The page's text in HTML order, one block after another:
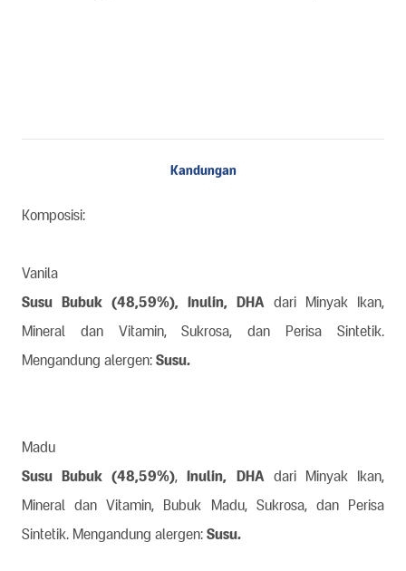
Kandungan
Komposisi:
Vanila
Susu Bubuk (48,59%), Inulin, DHA dari Minyak Ikan,
Mineral dan Vitamin, Sukrosa, dan Perisa Sintetik.
Mengandung alergen: Susu.
Madu
Susu Bubuk (48,59%), Inulin, DHAdari Minyak Ikan,
Mineral dan Vitamin, Bubuk Madu, Sukrosa, dan Perisa
Sintetik.​ Mengandung alergen: Susu.